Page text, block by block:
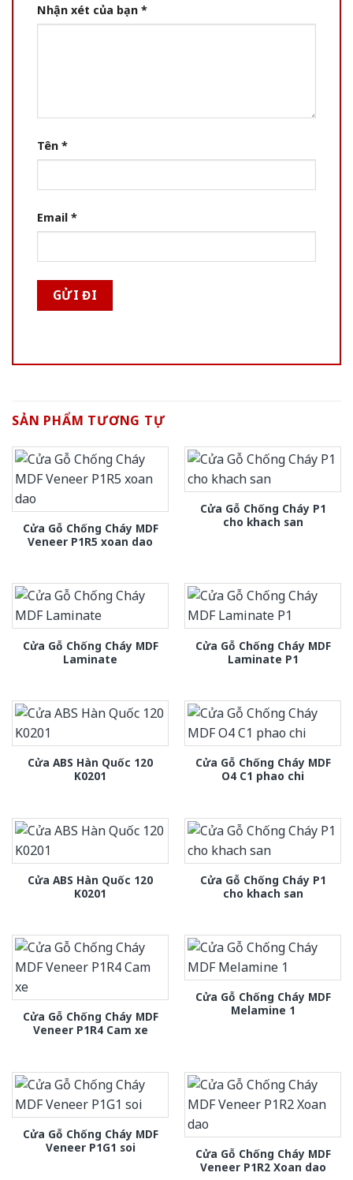
Nhận xét của bạn *
Tên *
Email *
SẢN PHẨM TƯƠNG TỰ
Cửa Gỗ Chống Cháy MDF
Veneer P1R5 xoan dao
Cửa Gỗ Chống Cháy P1
cho khach san
Cửa Gỗ Chống Cháy MDF
Laminate
Cửa Gỗ Chống Cháy MDF
Laminate P1
Cửa ABS Hàn Quốc 120
K0201
Cửa Gỗ Chống Cháy MDF
O4 C1 phao chi
Cửa ABS Hàn Quốc 120
K0201
Cửa Gỗ Chống Cháy P1
cho khach san
Cửa Gỗ Chống Cháy MDF
Veneer P1R4 Cam xe
Cửa Gỗ Chống Cháy MDF
Melamine 1
Cửa Gỗ Chống Cháy MDF
Veneer P1G1 soi
Cửa Gỗ Chống Cháy MDF
Veneer P1R2 Xoan dao